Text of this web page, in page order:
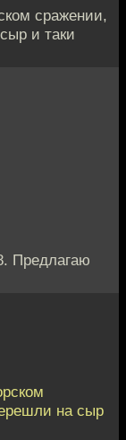
сражении,
и таки
Предлагаю
на сыр